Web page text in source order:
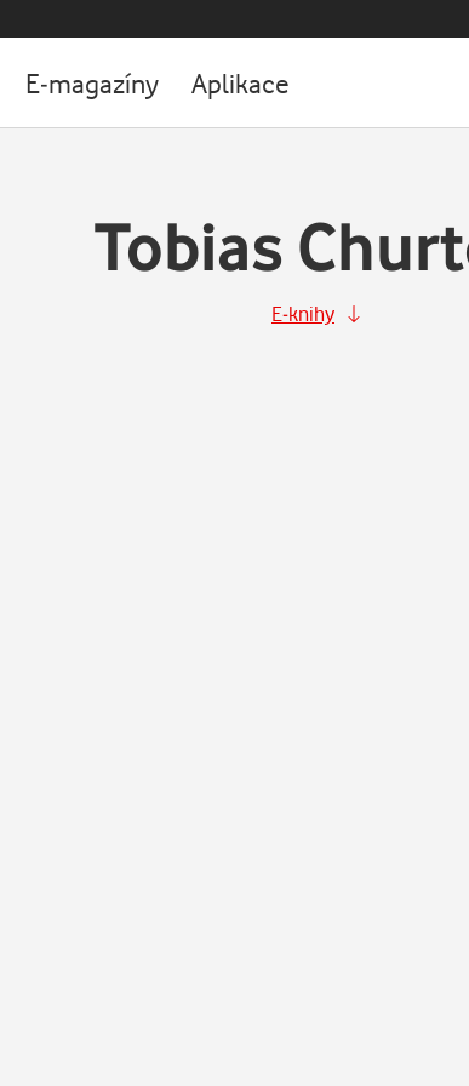
E-magazíny Aplikace
Tobias
E-knihy